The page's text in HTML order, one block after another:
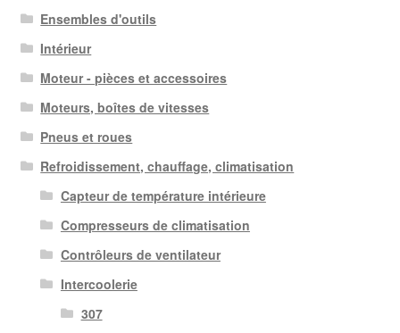
Ensembles d'outils
Intérieur
Moteur - pièces et accessoires
Moteurs, boîtes de vitesses
Pneus et roues
Refroidissement, chauffage, climatisation
Capteur de température intérieure
Compresseurs de climatisation
Contrôleurs de ventilateur
Intercoolerie
307